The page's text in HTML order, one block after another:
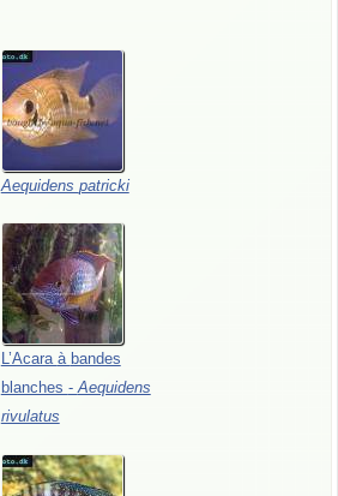
Aequidens patricki
L’Acara à bandes
blanches -Aequidens
rivulatus